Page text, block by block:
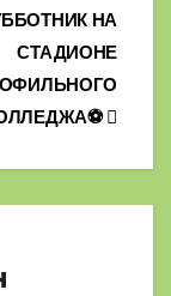
НА
СТАДИОНЕ